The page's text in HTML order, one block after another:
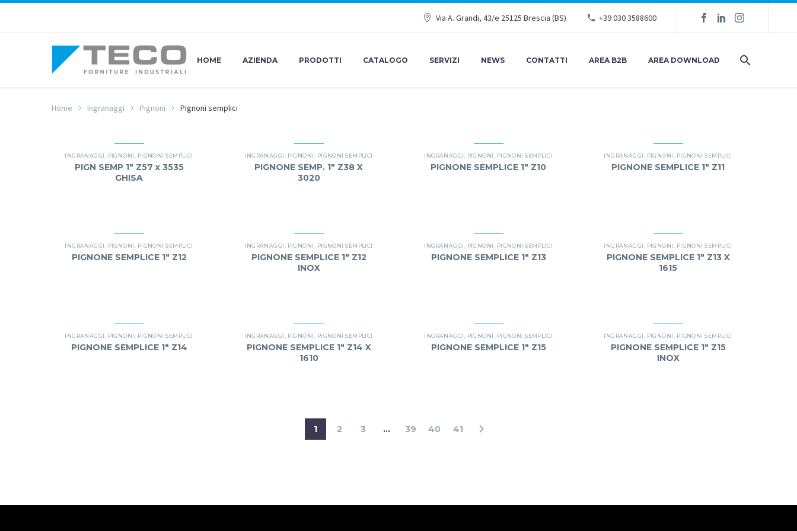
Via A. Grandi, 43/e 25125 Brescia (BS) +39 030 3588600
HOME AZIENDA PRODOTTI CATALOGO SERVIZI NEWS CONTATTI AREA B2B AREA DOWNLOAD
Home Ingranaggi Pignoni Pignoni semplici
INGRANAGGI PIGNONI PIGNONI SEMPLICI
PIGN SEMP 1″ Z57 x 3535
GHISA
INGRANAGGI PIGNONI PIGNONI SEMPLICI
PIGNONE SEMP. 1″ Z38 X
3020
INGRANAGGI PIGNONI PIGNONI SEMPLICI
PIGNONE SEMPLICE 1″ Z10
INGRANAGGI PIGNONI PIGNONI SEMPLICI
PIGNONE SEMPLICE 1″ Z11
INGRANAGGI PIGNONI PIGNONI SEMPLICI
PIGNONE SEMPLICE 1″ Z12
INGRANAGGI PIGNONI PIGNONI SEMPLICI
PIGNONE SEMPLICE 1″ Z12
INOX
INGRANAGGI PIGNONI PIGNONI SEMPLICI
PIGNONE SEMPLICE 1″ Z13
INGRANAGGI PIGNONI PIGNONI SEMPLICI
PIGNONE SEMPLICE 1″ Z13 X
1615
INGRANAGGI PIGNONI PIGNONI SEMPLICI
PIGNONE SEMPLICE 1″ Z14
INGRANAGGI PIGNONI PIGNONI SEMPLICI
PIGNONE SEMPLICE 1″ Z14 X
1610
INGRANAGGI PIGNONI PIGNONI SEMPLICI
PIGNONE SEMPLICE 1″ Z15
INGRANAGGI PIGNONI PIGNONI SEMPLICI
PIGNONE SEMPLICE 1″ Z15
INOX
1 2 3 ... 39 40 41